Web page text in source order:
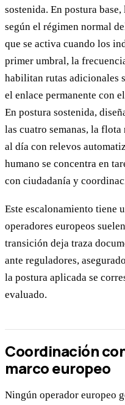
sostenida. En postura
según el régimen normal
que se activa cuando los
primer umbral, la
habilitan rutas adicionales
el enlace permanente con
En postura sostenida,
las cuatro semanas, la
al día con relevos
humano se concentra en
con ciudadanía y
Este escalonamiento tiene
operadores europeos
transición deja traza
ante reguladores,
la postura aplicada se
evaluado.
Coordinación
marco europeo
Ningún operador europeo